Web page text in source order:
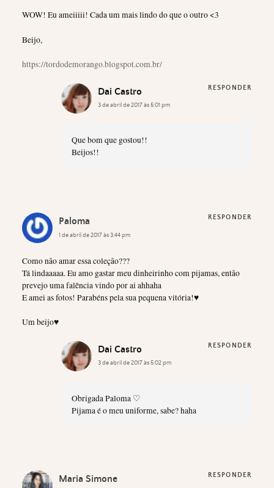
WOW! Eu ameiiiii! Cada um mais lindo do que o outro <3
Beijo,
https://tordodemorango.blogspot.com.br/
Dai Castro
3 de abril de 2017 às 5:01 pm
Que bom que gostou!!
Beijos!!
RESPONDER
Paloma
1 de abril de 2017 às 3:44 pm
Como não amar essa coleção???
Tá lindaaaaa. Eu amo gastar meu dinheirinho com pijamas, então
prevejo uma falência vindo por ai ahhaha
E amei as fotos! Parabéns pela sua pequena vitória!♥
Um beijo♥
RESPONDER
Dai Castro
3 de abril de 2017 às 5:02 pm
Obrigada Paloma ♡
Pijama é o meu uniforme, sabe? haha
RESPONDER
Maria Simone RESPONDER